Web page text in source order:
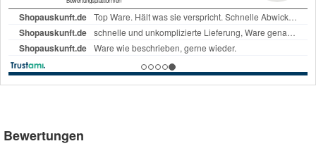
Bewertungen